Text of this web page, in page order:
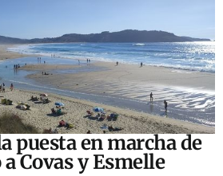
puesta en marcha de
Covas y Esmelle